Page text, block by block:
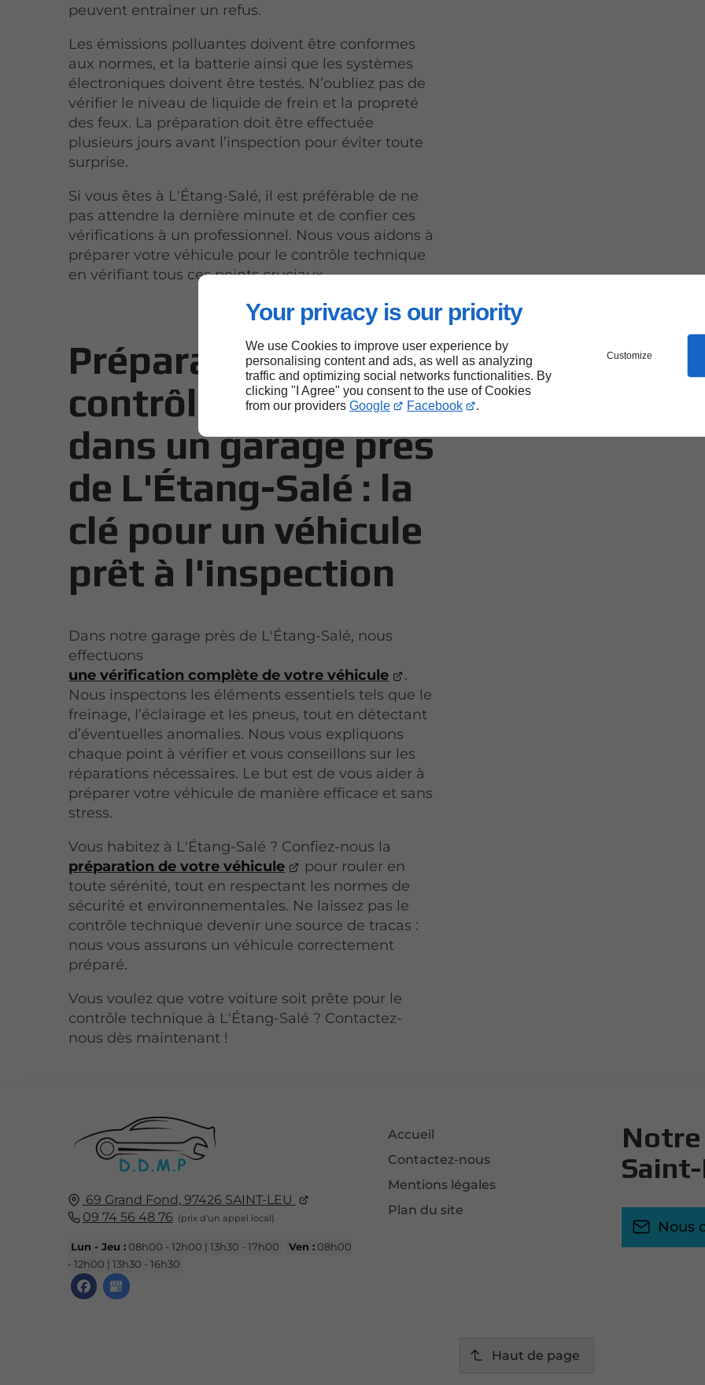
Your privacy is our priority
We use Cookies to improve user experience by
personalising content and ads, as well as analyzing
traffic and optimizing social networks functionalities. By
clicking "I Agree" you consent to the use of Cookies
from our providers Google Facebook .
Customize
peuvent entraîner un refus.
Les émissions polluantes doivent être conformes
aux normes, et la batterie ainsi que les systèmes
électroniques doivent être testés. N’oubliez pas de
vérifier le niveau de liquide de frein et la propreté
des feux. La préparation doit être effectuée
plusieurs jours avant l’inspection pour éviter toute
surprise.
Si vous êtes à L'Étang-Salé, il est préférable de ne
pas attendre la dernière minute et de confier ces
vérifications à un professionnel. Nous vous aidons à
préparer votre véhicule pour le contrôle technique
en vérifiant tous ces points cruciaux.
Préparation au
contrôle technique
dans un garage près
de L'Étang-Salé : la
clé pour un véhicule
prêt à l'inspection
Dans notre garage près de L'Étang-Salé, nous
effectuons
une vérification complète de votre véhicule
.
Nous inspectons les éléments essentiels tels que le
freinage, l’éclairage et les pneus, tout en détectant
d’éventuelles anomalies. Nous vous expliquons
chaque point à vérifier et vous conseillons sur les
réparations nécessaires. Le but est de vous aider à
préparer votre véhicule de manière efficace et sans
stress.
Vous habitez à L'Étang-Salé ? Confiez-nous la
préparation de votre véhicule
pour rouler en
toute sérénité, tout en respectant les normes de
sécurité et environnementales. Ne laissez pas le
contrôle technique devenir une source de tracas :
nous vous assurons un véhicule correctement
préparé.
Vous voulez que votre voiture soit prête pour le
contrôle technique à L'Étang-Salé ? Contactez-
nous dès maintenant !
69 Grand Fond, 97426 SAINT-LEU
09 74 56 48 76
Lun - Jeu :08h00 - 12h00 | 13h30 - 17h00 Ven :08h00
- 12h00 | 13h30 - 16h30
Accueil
Contactez-nous
Mentions légales
Plan du site
Nous
Haut de page